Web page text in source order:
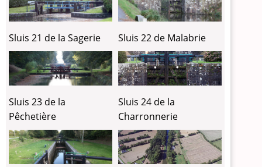
Sluis 21 de la Sagerie Sluis 22 de Malabrie
Sluis 23 de la
Pêchetière
Sluis 24 de la
Charronnerie